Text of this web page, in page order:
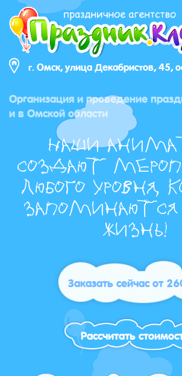
г. Омск, улица Декабристов, 45,
Организация и проведение
и в Омской области
Наши
создают
любого уровня,
запоминаются
жизнь!
Заказать сейчас от
Рассчитать